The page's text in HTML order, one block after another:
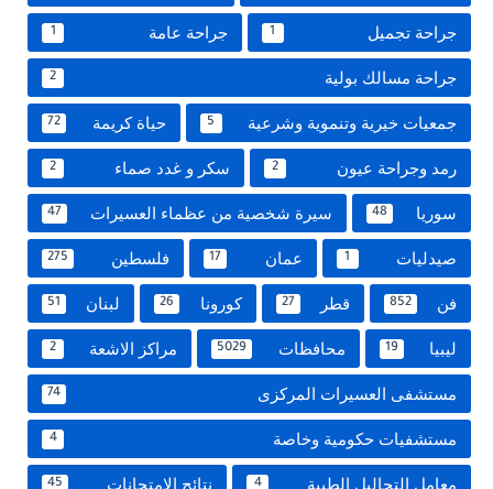
جراحة تجميل 1 جراحة عامة 1
جراحة مسالك بولية 2
جمعيات خيرية وتنموية وشرعية 5 حياة كريمة 72
رمد وجراحة عيون 2 سكر و غدد صماء 2
سوريا 48 سيرة شخصية من عظماء العسيرات 47
صيدليات 1 عمان 17 فلسطين 275
فن 852 قطر 27 كورونا 26 لبنان 51
ليبيا 19 محافظات 5029 مراكز الاشعة 2
مستشفى العسيرات المركزى 74
مستشفيات حكومية وخاصة 4
معامل التحاليل الطبية 4 نتائج الامتحانات 45